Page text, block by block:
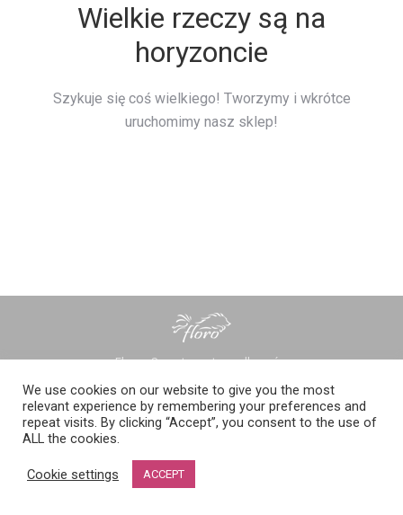
Wielkie rzeczy są na
horyzoncie
Szykuje się coś wielkiego! Tworzymy i wkrótce
uruchomimy nasz sklep!
Floro - Sprzęt sportowy dla psów
floro menu
We use cookies on our website to give you the most
relevant experience by remembering your preferences and
repeat visits. By clicking “Accept”, you consent to the use of
ALL the cookies.
Cookie settings ACCEPT